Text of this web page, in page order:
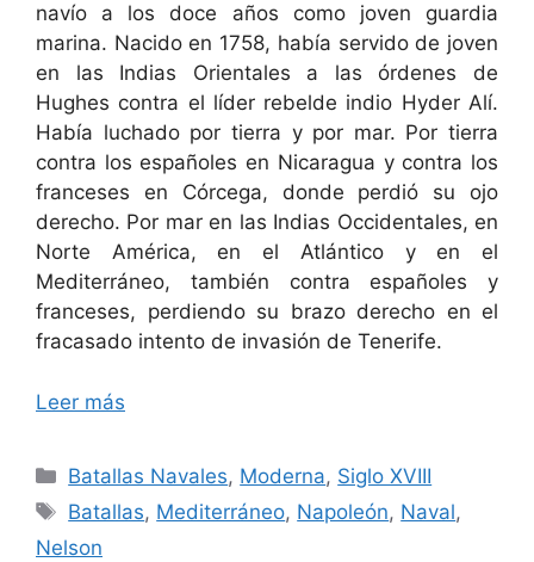
navío a los doce años como joven guardia
marina. Nacido en 1758, había servido de joven
en las Indias Orientales a las órdenes de
Hughes contra el líder rebelde indio Hyder Alí.
Había luchado por tierra y por mar. Por tierra
contra los españoles en Nicaragua y contra los
franceses en Córcega, donde perdió su ojo
derecho. Por mar en las Indias Occidentales, en
Norte América, en el Atlántico y en el
Mediterráneo, también contra españoles y
franceses, perdiendo su brazo derecho en el
fracasado intento de invasión de Tenerife.
Leer más
Categorías
Batallas Navales, Moderna, Siglo XVIII
Etiquetas
Batallas, Mediterráneo, Napoleón, Naval,
Nelson